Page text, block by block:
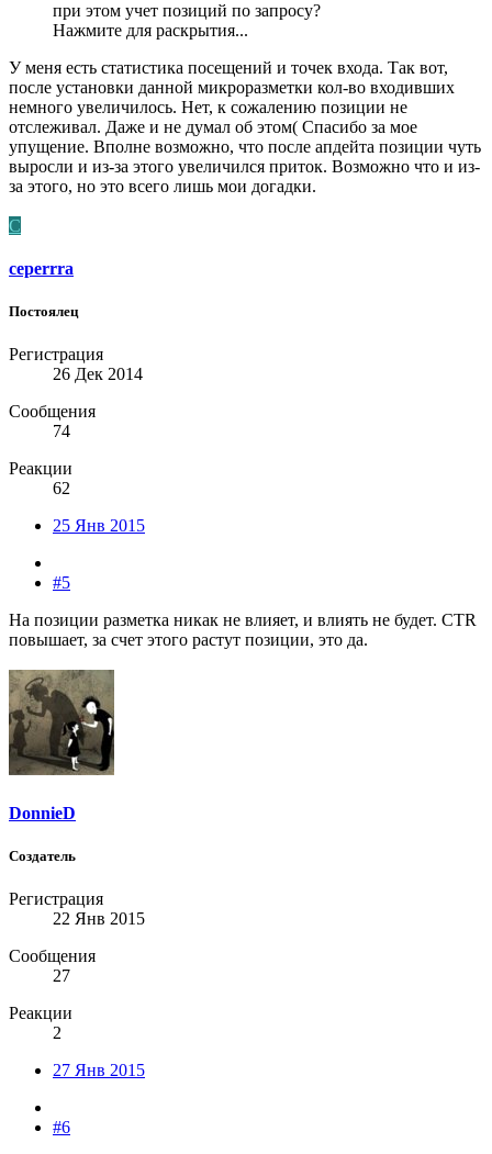
при этом учет позиций по запросу?
Нажмите для раскрытия...
У меня есть статистика посещений и точек входа. Так вот,
после установки данной микроразметки кол-во входивших
немного увеличилось. Нет, к сожалению позиции не
отслеживал. Даже и не думал об этом( Спасибо за мое
упущение. Вполне возможно, что после апдейта позиции чуть
выросли и из-за этого увеличился приток. Возможно что и из-
за этого, но это всего лишь мои догадки.
C
ceperrra
Постоялец
Регистрация
26 Дек 2014
Сообщения
74
Реакции
62
25 Янв 2015
#5
На позиции разметка никак не влияет, и влиять не будет. CTR
повышает, за счет этого растут позиции, это да.
DonnieD
Создатель
Регистрация
22 Янв 2015
Сообщения
27
Реакции
2
27 Янв 2015
#6